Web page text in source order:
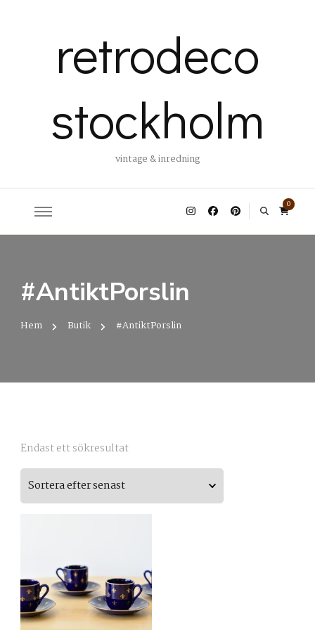
retrodeco
stockholm
vintage & inredning
0
#AntiktPorslin
Hem Butik #AntiktPorslin
Endast ett sökresultat